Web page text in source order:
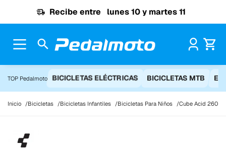
Recibe entre lunes 10 y martes 11
TOP Pedalmoto BICICLETAS ELÉCTRICAS BICICLETAS MTB
Inicio Bicicletas Bicicletas Infantiles Bicicletas Para Niños Cube Acid 260